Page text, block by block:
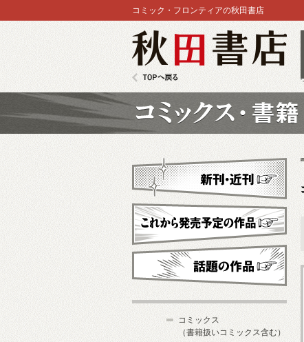
コミック・フロンティアの秋田書店
新刊・近刊
これから発売予定
コミックス
（書籍扱いコミックス含む）